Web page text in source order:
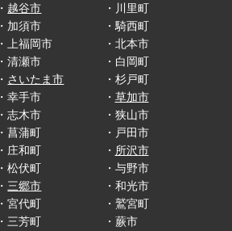
・ 越谷市
・加須市
・上福岡市
・川里町
・騎西町
・北本市
・清瀬市
・ さいたま市
・幸手市
・志木市
・菖蒲町
・庄和町
・白岡町
・杉戸町
・ 草加市
・狭山市
・戸田市
・ 所沢市
・松伏町
・ 三郷市
・宮代町
・三芳町
・与野市
・和光市
・鷲宮町
・蕨市